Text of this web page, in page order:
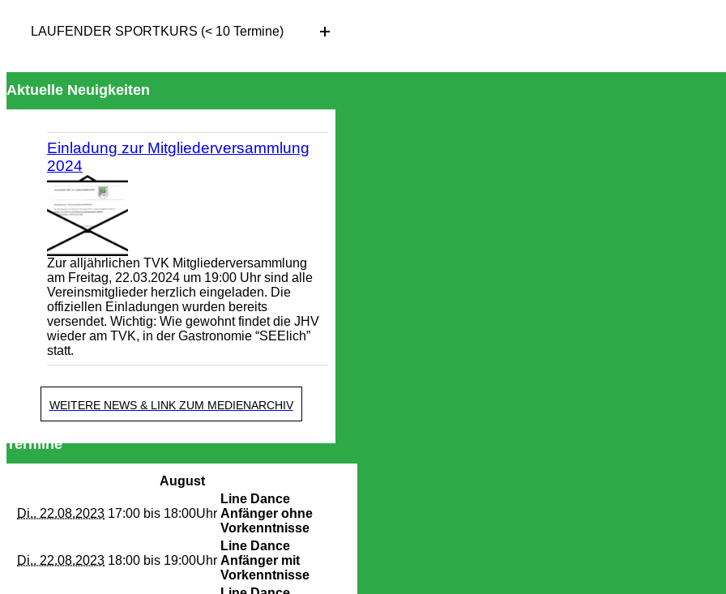
LAUFENDER SPORTKURS (< 10 Termine)
Aktuelle Neuigkeiten
Einladung zur Mitgliederversammlung
2024
Zur alljährlichen TVK Mitgliederversammlung
am Freitag, 22.03.2024 um 19:00 Uhr sind alle
Vereinsmitglieder herzlich eingeladen. Die
offiziellen Einladungen wurden bereits
versendet. Wichtig: Wie gewohnt findet die JHV
wieder am TVK, in der Gastronomie “SEElich”
statt.
WEITERE NEWS & LINK ZUM MEDIENARCHIV
Termine
August
Di.. 22.08.2023 17:00 bis 18:00Uhr
Line Dance
Anfänger ohne
Vorkenntnisse
Di.. 22.08.2023 18:00 bis 19:00Uhr
Line Dance
Anfänger mit
Vorkenntnisse